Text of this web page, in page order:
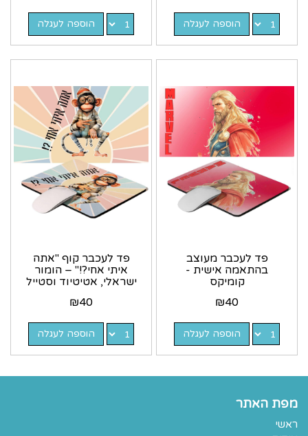
הוספה לעגלה הוספה לעגלה
פד לעכבר מעוצב
בהתאמה אישית -
קומיקס
₪40
הוספה לעגלה
פד לעכבר קוף "אתה
איתי אחי?!" – הומור
ישראלי, אטיטיוד וסטייל
₪40
הוספה לעגלה
מפת האתר
ראשי